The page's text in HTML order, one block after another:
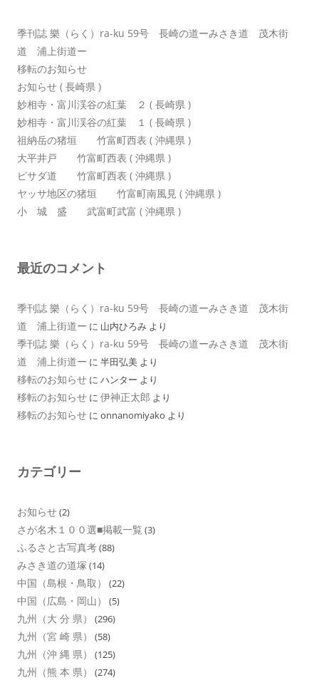
季刊誌 樂（らく）ra-ku 59号 長崎の道ーみさき道 茂木街
道 浦上街道ー
移転のお知らせ
お知らせ ( 長崎県 )
妙相寺・富川渓谷の紅葉 ２ ( 長崎県 )
妙相寺・富川渓谷の紅葉 １ ( 長崎県 )
祖納岳の猪垣 竹富町西表 ( 沖縄県 )
大平井戸 竹富町西表 ( 沖縄県 )
ピサダ道 竹富町西表 ( 沖縄県 )
ヤッサ地区の猪垣 竹富町南風見 ( 沖縄県 )
小 城 盛 武富町武富 ( 沖縄県 )
最近のコメント
季刊誌 樂（らく）ra-ku 59号 長崎の道ーみさき道 茂木街
道 浦上街道ー に 山内ひろみ より
季刊誌 樂（らく）ra-ku 59号 長崎の道ーみさき道 茂木街
道 浦上街道ー に 半田弘美 より
移転のお知らせ に ハンター より
移転のお知らせ に 伊神正太郎 より
移転のお知らせ に onnanomiyako より
カテゴリー
お知らせ(2)
さが名木１００選■掲載一覧 (3)
ふるさと古写真考(88)
みさき道の道塚 (14)
中国（島根・鳥取） (22)
中国（広島・岡山） (5)
九州（大 分 県） (296)
九州（宮 崎 県） (58)
九州（沖 縄 県） (125)
九州（熊 本 県） (274)